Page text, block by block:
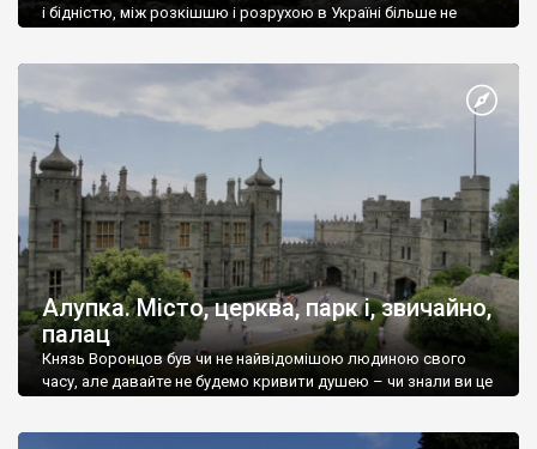
і бідністю, між розкішшю і розрухою в Україні більше не
Алупка. Місто, церква, парк і, звичайно,
палац
Князь Воронцов був чи не найвідомішою людиною свого
часу, але давайте не будемо кривити душею – чи знали ви це